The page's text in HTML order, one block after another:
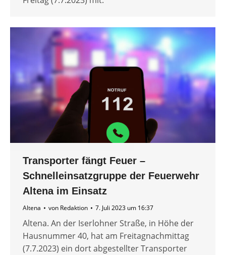
Transporter fängt Feuer –
Schnelleinsatzgruppe der Feuerwehr
Altena im Einsatz
Altena von Redaktion 7. Juli 2023 um 16:37
Altena. An der Iserlohner Straße, in Höhe der
Hausnummer 40, hat am Freitagnachmittag
(7.7.2023) ein dort abgestellter Transporter